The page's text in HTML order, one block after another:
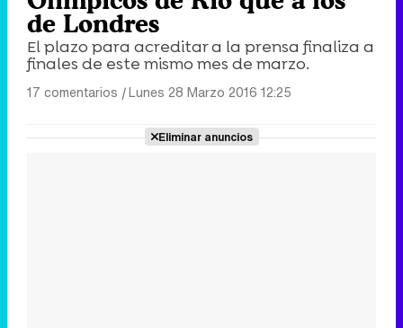
de Londres
El plazo para acreditar a la prensa finaliza a
finales de este mismo mes de marzo.
17 comentarios |Lunes 28 Marzo 2016 12:25
Eliminar anuncios